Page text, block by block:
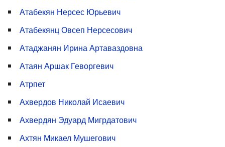
Атабекян Нерсес Юрьевич
Атабекянц Овсеп Нерсесович
Атаджанян Ирина Артаваздовна
Атаян Аршак Геворгевич
Атрпет
Ахвердов Николай Исаевич
Ахвердян Эдуард Мигрдатович
Ахтян Микаел Мушегович